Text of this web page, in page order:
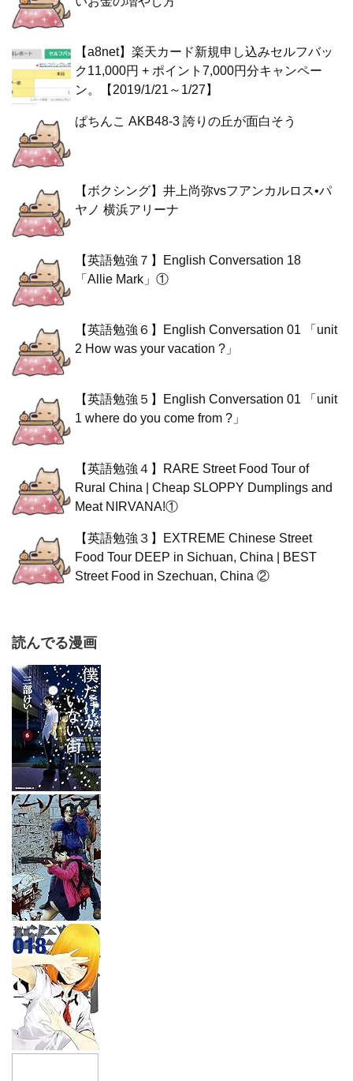
【a8net】楽天カード新規申し込みセルフバッ
ク11,000円 + ポイント7,000円分キャンペー
ン。【2019/1/21～1/27】
ぱちんこ AKB48-3 誇りの丘が面白そう
【ボクシング】井上尚弥vsフアンカルロス•パ
ヤノ 横浜アリーナ
【英語勉強７】English Conversation 18
「Allie Mark」①
【英語勉強６】English Conversation 01 「unit
2 How was your vacation ?」
【英語勉強５】English Conversation 01 「unit
1 where do you come from ?」
【英語勉強４】RARE Street Food Tour of
Rural China | Cheap SLOPPY Dumplings and
Meat NIRVANA!①
【英語勉強３】EXTREME Chinese Street
Food Tour DEEP in Sichuan, China | BEST
Street Food in Szechuan, China ②
読んでる漫画